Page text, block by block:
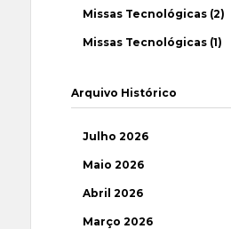
Missas Tecnológicas (2)
Missas Tecnológicas (1)
Arquivo Histórico
Julho 2026
Maio 2026
Abril 2026
Março 2026